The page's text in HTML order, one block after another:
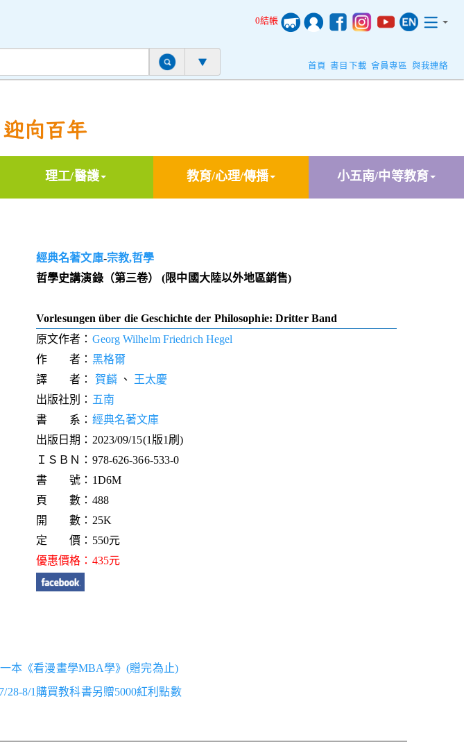
0結帳
首頁 書目下載 會員專區 與我連絡
向百年
理工/醫護 教育/心理/傳播 小五南/中等教育
經典名著文庫-宗教,哲學
哲學史講演錄（第三卷） (限中國大陸以外地區銷售)
Vorlesungen über die Geschichte der Philosophie: Dritter Band
原文作者： Georg Wilhelm Friedrich Hegel
作 者： 黑格爾
譯 者： 賀麟、
王太慶
出版社別： 五南
書 系： 經典名著文庫
出版日期：2023/09/15(1版1刷)
ＩＳＢＮ：978-626-366-533-0
書 號：1D6M
頁 數：488
開 數：25K
定 價：550元
優惠價格：435元
本《看漫畫學MBA學》(贈完為止)
28-8/1購買教科書另贈5000紅利點數